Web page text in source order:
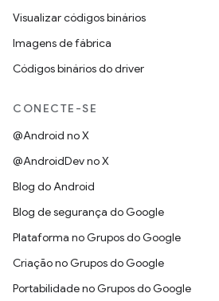
Visualizar códigos binários
Imagens de fábrica
Códigos binários do driver
CONECTE-SE
@Android no X
@AndroidDev no X
Blog do Android
Blog de segurança do Google
Plataforma no Grupos do Google
Criação no Grupos do Google
Portabilidade no Grupos do Google